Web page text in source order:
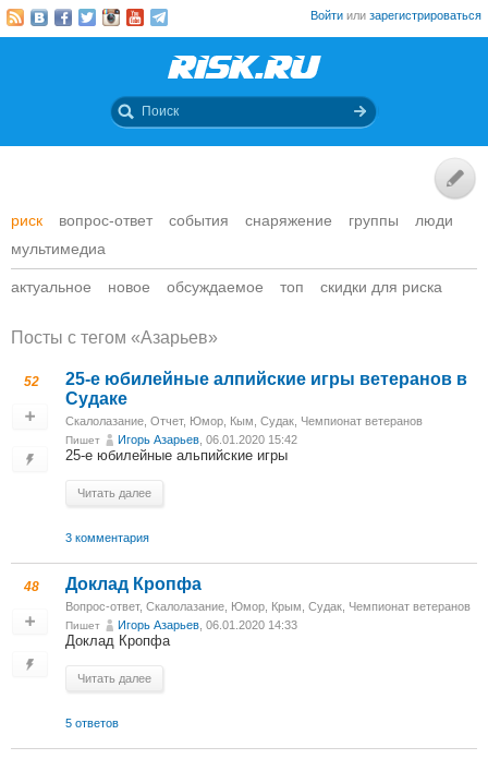
Войти или зарегистрироваться
риск вопрос-ответ события снаряжение группы
люди
мультимедиа
актуальное новое обсуждаемое топ скидки для риска
Посты c тегом «Азарьев»
52
25-е юбилейные алпийские игры ветеранов в
Судаке
Скалолазание Отчет, Юмор Кым, Судак, Чемпионат ветеранов
Пишет Игорь Азарьев , 06.01.2020 15:42
25-е юбилейные альпийские игры
Читать далее
3 комментария
48 Доклад Кропфа
Вопрос-ответ, Скалолазание Юмор Крым, Судак, Чемпионат ветеранов
Пишет Игорь Азарьев , 06.01.2020 14:33
Доклад Кропфа
Читать далее
5 ответов